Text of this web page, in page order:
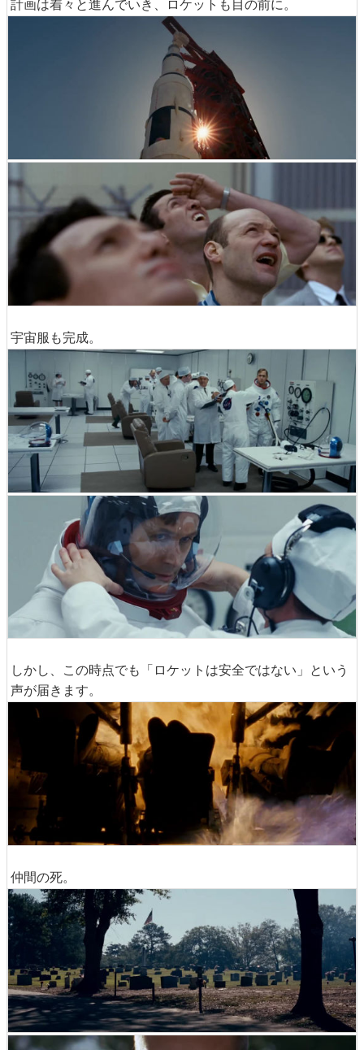
計画は着々と進んでいき、ロケットも目の前に。
宇宙服も完成。
しかし、この時点でも「ロケットは安全ではない」という
声が届きます。
仲間の死。